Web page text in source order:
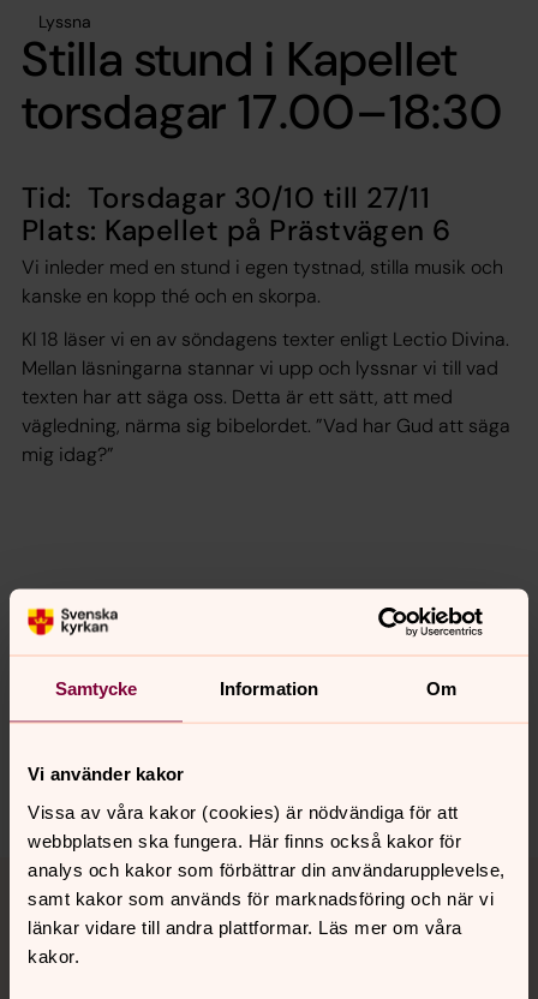
Samtycke Information Om
Vi använder kakor
Vissa av våra kakor (cookies) är nödvändiga för att
webbplatsen ska fungera. Här finns också kakor för
analys och kakor som förbättrar din användarupplevelse,
samt kakor som används för marknadsföring och när vi
länkar vidare till andra plattformar. Läs mer om våra
kakor.
Lyssna
Stilla stund i Kapellet
torsdagar 17.00–18:30
Tid: Torsdagar 30/10 till 27/11
Plats: Kapellet på Prästvägen 6
Vi inleder med en stund i egen tystnad, stilla musik och
kanske en kopp thé och en skorpa.
Kl 18 läser vi en av söndagens texter enligt Lectio Divina.
Mellan läsningarna stannar vi upp och lyssnar vi till vad
texten har att säga oss. Detta är ett sätt, att med
vägledning, närma sig bibelordet. ”Vad har Gud att säga
mig idag?”
Senast ändrad 21 oktober 2025
Synpunkter eller frågor på sidans
Tillbaka till toppen
Tillbaka till innehållet